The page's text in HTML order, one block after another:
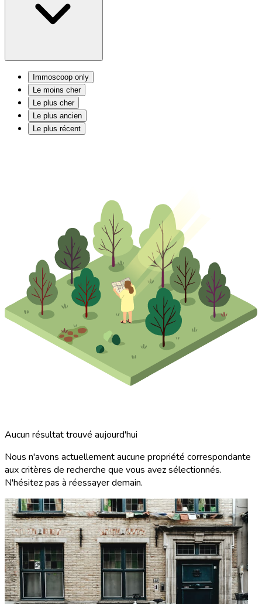
Immoscoop only
Le moins cher
Le plus cher
Le plus ancien
Le plus récent
Aucun résultat trouvé aujourd'hui
Nous n'avons actuellement aucune propriété correspondante
aux critères de recherche que vous avez sélectionnés.
N'hésitez pas à réessayer demain.